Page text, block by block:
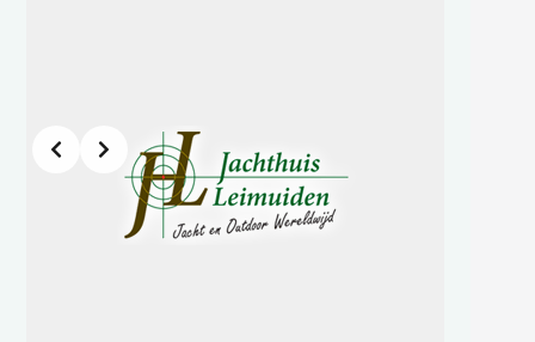
Slide 2 of 8